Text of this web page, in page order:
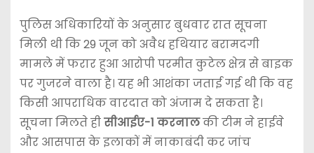
पुलिस अधिकारियों के अनुसार बुधवार रात सूचना
मिली थी कि 29 जून को अवैध हथियार बरामदगी
मामले में फरार हुआ आरोपी परमीत कुटेल क्षेत्र से बाइक
पर गुजरने वाला है। यह भी आशंका जताई गई थी कि वह
किसी आपराधिक वारदात को अंजाम दे सकता है।
सूचना मिलते हीसीआईए-1 करनालकी टीम ने हाईवे
और आसपास के इलाकों में नाकाबंदी कर जांच